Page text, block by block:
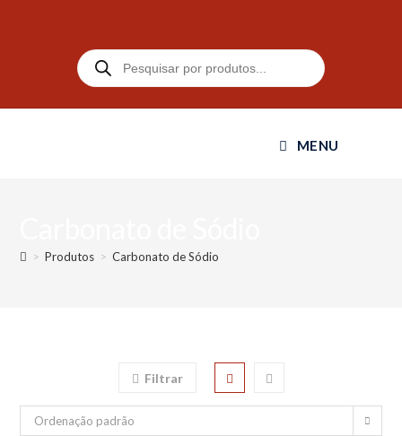
MENU
> Produtos > Carbonato de Sódio
Filtrar
Ordenação padrão